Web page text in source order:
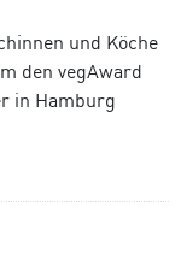
und Köche
den vegAward
in Hamburg